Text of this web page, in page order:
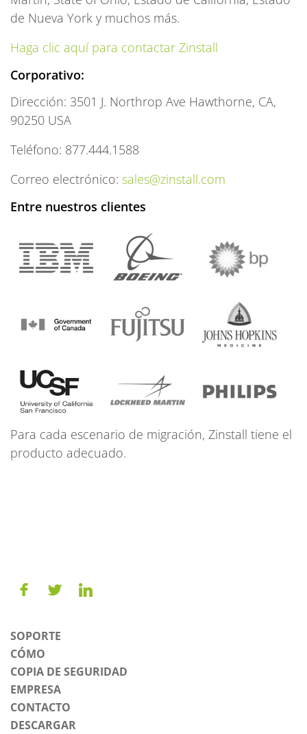
de Nueva York y muchos más.
Haga clic aquí para contactar Zinstall
Corporativo:
Dirección: 3501 J. Northrop Ave Hawthorne, CA,
90250 USA
Teléfono: 877.444.1588
Correo electrónico: sales@zinstall.com
Entre nuestros clientes
Para cada escenario de migración, Zinstall tiene el
producto adecuado.
SOPORTE
CÓMO
COPIA DE SEGURIDAD
EMPRESA
CONTACTO
DESCARGAR